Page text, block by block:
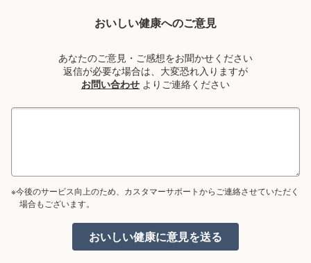
おいしい健康へのご意見
あなたのご意見・ご感想をお聞かせください
返信が必要な場合は、大変恐れ入りますが
お問い合わせ よりご連絡ください
※今後のサービス向上のため、カスタマーサポートからご連絡させていただく
場合もございます。